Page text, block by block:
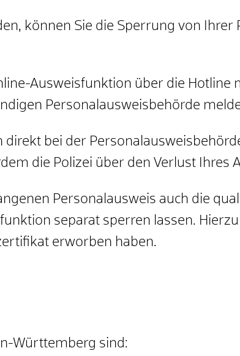
können Sie die Sperrung von Ihrer
Ausweisfunktion über die Hotline
Personalausweisbehörde
bei der
die Polizei über den Verlust Ihres
Personalausweis auch die
separat sperren lassen.
erworben haben.
Württemberg sind: